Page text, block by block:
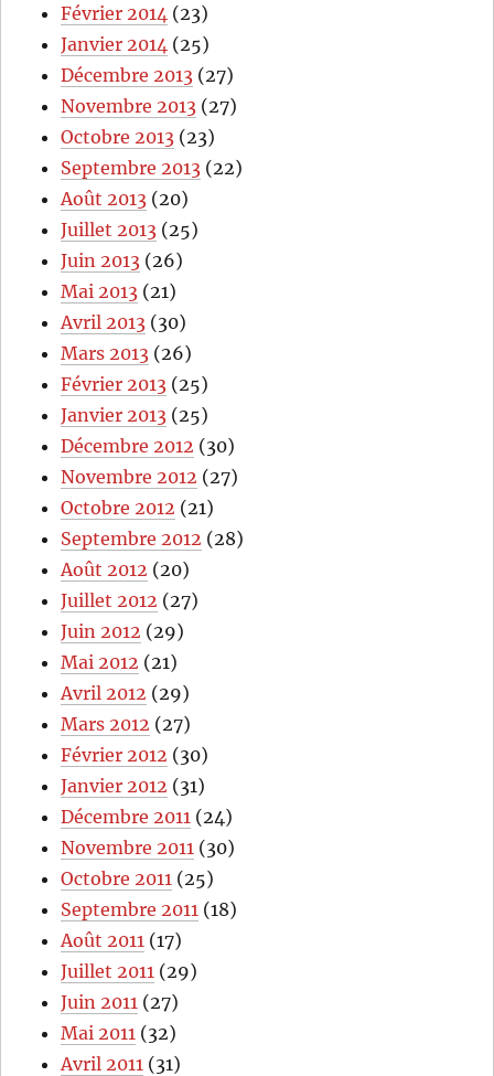
Février 2014 (23)
Janvier 2014 (25)
Décembre 2013 (27)
Novembre 2013 (27)
Octobre 2013 (23)
Septembre 2013 (22)
Août 2013 (20)
Juillet 2013 (25)
Juin 2013 (26)
Mai 2013 (21)
Avril 2013 (30)
Mars 2013 (26)
Février 2013 (25)
Janvier 2013 (25)
Décembre 2012 (30)
Novembre 2012 (27)
Octobre 2012 (21)
Septembre 2012 (28)
Août 2012 (20)
Juillet 2012 (27)
Juin 2012 (29)
Mai 2012 (21)
Avril 2012 (29)
Mars 2012 (27)
Février 2012 (30)
Janvier 2012 (31)
Décembre 2011 (24)
Novembre 2011 (30)
Octobre 2011 (25)
Septembre 2011 (18)
Août 2011 (17)
Juillet 2011 (29)
Juin 2011 (27)
Mai 2011 (32)
Avril 2011 (31)